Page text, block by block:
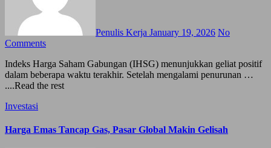
Penulis Kerja January 19, 2026 No
Comments
Indeks Harga Saham Gabungan (IHSG) menunjukkan geliat positif
dalam beberapa waktu terakhir. Setelah mengalami penurunan …
....Read the rest
Investasi
Harga Emas Tancap Gas, Pasar Global Makin Gelisah